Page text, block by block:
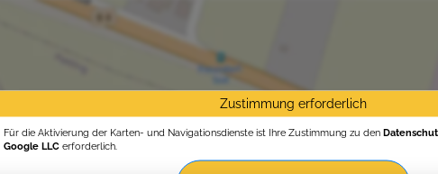
Zustimmung erforderlich
Für die Aktivierung der Karten- und Navigationsdienste ist Ihre Zustimmung zu den
Google LLC erforderlich.